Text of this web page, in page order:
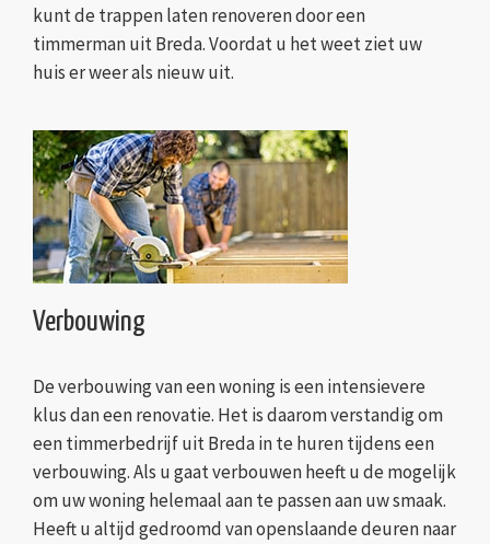
kunt de trappen laten renoveren door een
timmerman uit Breda. Voordat u het weet ziet uw
huis er weer als nieuw uit.
Verbouwing
De verbouwing van een woning is een intensievere
klus dan een renovatie. Het is daarom verstandig om
een timmerbedrijf uit Breda in te huren tijdens een
verbouwing. Als u gaat verbouwen heeft u de mogelijk
om uw woning helemaal aan te passen aan uw smaak.
Heeft u altijd gedroomd van openslaande deuren naar